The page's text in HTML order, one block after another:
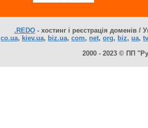
.REDO - хостинг і реєстрація доменів /
co.ua, kiev.ua, biz.ua, com, net, org, biz, ua, tv
2000 - 2023 © ПП